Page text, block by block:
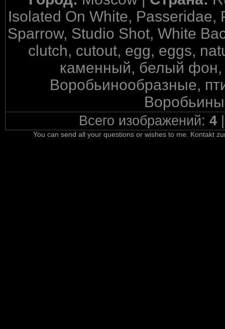
Isolated On White,
Sparrow, Studio Shot, White
clutch, cutout, egg, eggs,
каменный, белый фон,
Воробьинообразные,
Всего изображений: 4
You can send all your questions or wishes to me. Kontakt